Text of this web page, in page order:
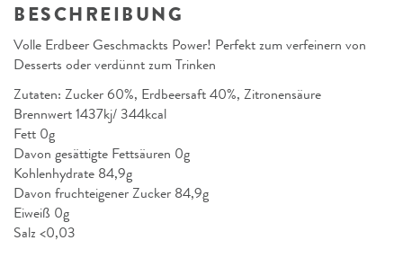
BESCHREIBUNG
Volle Erdbeer Geschmackts Power! Perfekt zum verfeinern von
Desserts oder verdünnt zum Trinken
Zutaten: Zucker 60%, Erdbeersaft 40%, Zitronensäure
Brennwert 1437kj/ 344kcal
Fett 0g
Davon gesättigte Fettsäuren 0g
Kohlenhydrate 84,9g
Davon fruchteigener Zucker 84,9g
Eiweiß 0g
Salz <0,03